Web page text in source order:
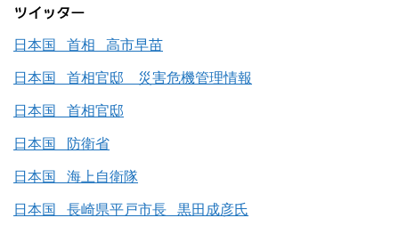
ツイッター
日本国 首相 高市早苗
日本国 首相官邸 災害危機管理情報
日本国 首相官邸
日本国 防衛省
日本国 海上自衛隊
日本国 長崎県平戸市長 黒田成彦氏